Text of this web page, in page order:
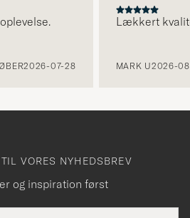
2026-07-28
Lækkert
MARK U2026-
VORES NYHEDSBREV
og inspiration først